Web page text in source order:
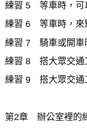
練習 5 等車時，可
練習 6 等車時，來
練習 7 騎車或開車
練習 8 搭大眾交通
練習 9 搭大眾交通
第2章 辦公室裡的